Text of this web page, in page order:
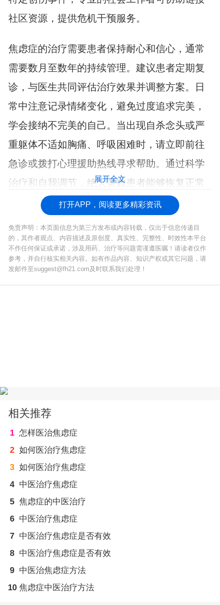
社区资源，提供危机干预服务。
焦虑症的治疗需要患者保持耐心和信心，通常
需要数月至数年的持续管理。建议患者定期复
诊，与医生共同评估治疗效果并调整方案。日
常中注意记录情绪变化，避免过度追求完美，
学会接纳不完美的自己。当出现自杀念头或严
重躯体不适如胸痛、呼吸困难时，请立即前往
急诊或拨打心理援助热线寻求帮助。通过科学
治疗和自我调节，绝大多数患者能够恢复正常
生活功能。
展开全文
打开APP，阅读更多精彩资讯
免责声明：本页面信息为第三方发布或内容转载，仅出于信息传递目
的，其作者观点、内容描述及原创度、真实性、完整性、时效性本平台
不作任何保证或承诺，涉及用药、治疗等问题需谨遵医嘱！请读者仅作
参考，并自行核实相关内容。如有作品内容、知识产权或其它问题，请
发邮件至suggest@fh21.com及时联系我们处理！
相关推荐
1 怎样医治焦虑症
2 如何医治疗焦虑症
3 如何医治疗焦虑症
4 中医治疗焦虑症
5 焦虑症的中医治疗
6 中医治疗焦虑症
7 中医治疗焦虑症是否有效
8 中医治疗焦虑症是否有效
9 中医治焦虑症方法
10 焦虑症中医治疗方法